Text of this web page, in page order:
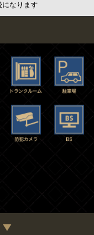
なります